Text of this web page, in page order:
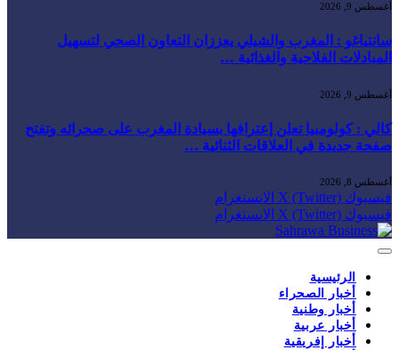
أغسطس 9, 2026
سانتياغو : المغرب والشيلي يعززان التعاون الصحي لتسهيل
المبادلات الفلاحية والغذائية …
أغسطس 9, 2026
كالي : كولومبيا تعلن إعترافها بسيادة المغرب على صحرائه وتفتح
صفحة جديدة في العلاقات الثنائية …
أغسطس 8, 2026
فيسبوك X (Twitter) الانستغرام
فيسبوك X (Twitter) الانستغرام
الرئيسية
أخبار الصحراء
أخبار وطنية
أخبار عربية
أخبار إفريقية